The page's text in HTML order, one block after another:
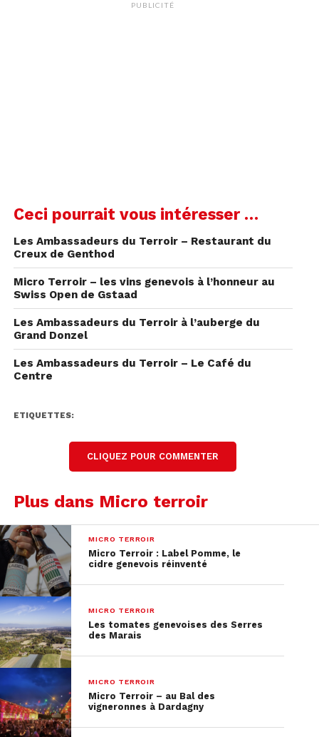
PUBLICITÉ
Ceci pourrait vous intéresser …
Les Ambassadeurs du Terroir – Restaurant du
Creux de Genthod
Micro Terroir – les vins genevois à l’honneur au
Swiss Open de Gstaad
Les Ambassadeurs du Terroir à l’auberge du
Grand Donzel
Les Ambassadeurs du Terroir – Le Café du
Centre
ETIQUETTES:
CLIQUEZ POUR COMMENTER
Plus dans Micro terroir
MICRO TERROIR
Micro Terroir : Label Pomme, le
cidre genevois réinventé
MICRO TERROIR
Les tomates genevoises des Serres
des Marais
MICRO TERROIR
Micro Terroir – au Bal des
vigneronnes à Dardagny